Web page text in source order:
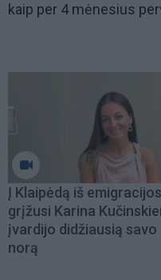
kaip per 4 mėnesius
Į Klaipėdą iš emigracijos
grįžusi Karina
įvardijo didžiausią savo
norą